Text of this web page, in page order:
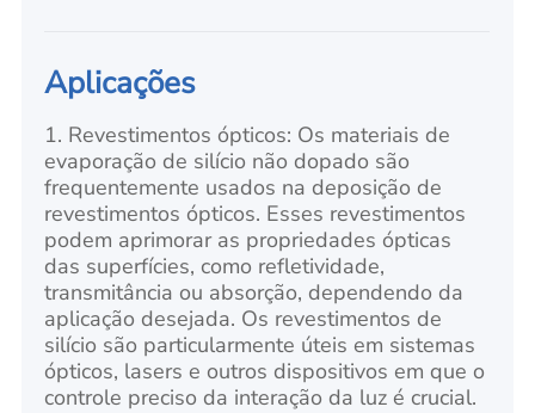
Aplicações
1. Revestimentos ópticos: Os materiais de
evaporação de silício não dopado são
frequentemente usados na deposição de
revestimentos ópticos. Esses revestimentos
podem aprimorar as propriedades ópticas
das superfícies, como refletividade,
transmitância ou absorção, dependendo da
aplicação desejada. Os revestimentos de
silício são particularmente úteis em sistemas
ópticos, lasers e outros dispositivos em que o
controle preciso da interação da luz é crucial.